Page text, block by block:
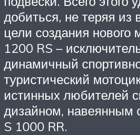
добиться, не теряя из
цели создания нового
1200 RS –
динамичный
туристический
истинных любителей
дизайном, навеянным
S 1000 RR.